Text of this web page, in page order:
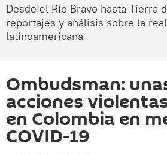
Desde el Río Bravo hasta Tierra
reportajes y análisis sobre la
latinoamericana
Ombudsman:
acciones
en Colombia en
COVID-19